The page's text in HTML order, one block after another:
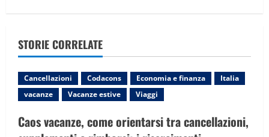
i
g
a
STORIE CORRELATE
Cancellazioni Codacons Economia e finanza
Italia
vacanze
Vacanze estive Viaggi
Caos vacanze, come orientarsi tra cancellazioni,